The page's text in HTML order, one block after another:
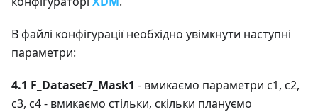
В файлі конфігурації необхідно увімкнути наступні
параметри:
4.1 F_Dataset7_Mask1 - вмикаємо параметри с1, с2,
с3, с4 - вмикаємо стільки, скільки плануємо